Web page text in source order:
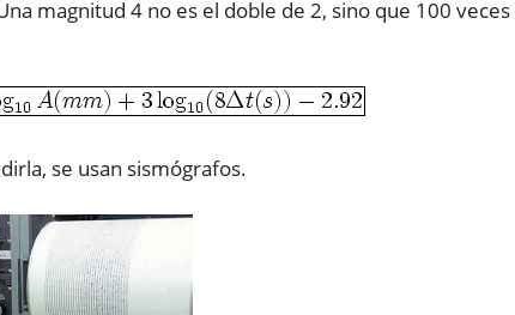
magnitud 4 no es el doble de 2, sino que 100
se usan sismógrafos.